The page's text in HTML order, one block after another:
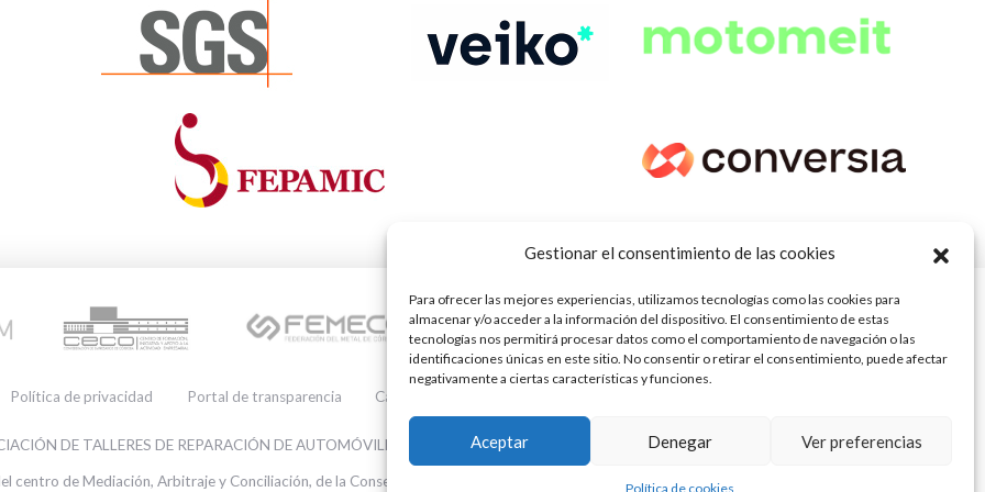
Gestionar el consentimiento de las cookies
Para ofrecer las mejores experiencias, utilizamos tecnologías como las cookies para
almacenar y/o acceder a la información del dispositivo. El consentimiento de estas
tecnologías nos permitirá procesar datos como el comportamiento de navegación o las
identificaciones únicas en este sitio. No consentir o retirar el consentimiento, puede afectar
negativamente a ciertas características y funciones.
Aceptar Denegar Ver preferencias
Política de cookies
Política de privacidad Portal de transparencia Canal de denuncias (Ley 2/2023)
DE TALLERES DE REPARACIÓN DE AUTOMÓVILES • CIF: G14023832
centro de Mediación, Arbitraje y Conciliación, de la Consejería de Empleo de la Junta de Andalucía con n° de registro 14/45
Utilizamos cookies para ofrecerte la mejor experiencia en
nuestra web.
Puedes aprender más sobre qué cookies utilizamos o
desactivarlas en los
Aceptar